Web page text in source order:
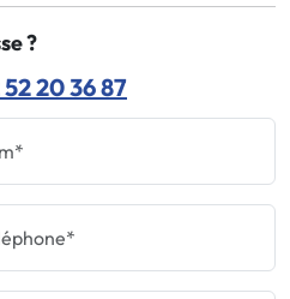
?
20 36 87